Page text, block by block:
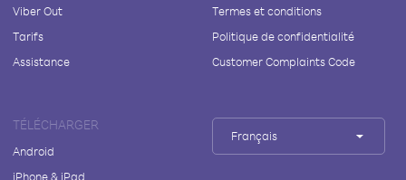
Viber Out
Tarifs
Assistance
Termes et conditions
Politique de confidentialité
Customer Complaints Code
TÉLÉCHARGER
Android
iPhone & iPad
Français